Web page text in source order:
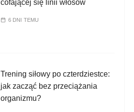
cofającej się linii włosów
6 DNI TEMU
Trening siłowy po czterdziestce:
jak zacząć bez przeciążania
organizmu?